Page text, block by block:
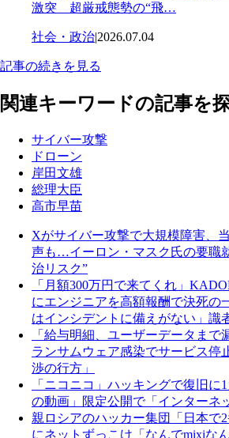
激突 超厳戒態勢の“飛…
社会・政治|2026.07.04
記事の続きを見る
関連キーワードの記事を
サイバー攻撃
ドローン
岸田文雄
総理大臣
高市早苗
Xがサイバー攻撃で大規模障害、
声も…イーロン・マスク氏の要職
治リスク”
「月額300万円で来てくれ」
にエンジニアを高額報酬で決死
はインシデントに備えがない」識
「給与明細、ユーザーデータまで
ランサムウェア感染でサービス
渉の行方」
「ニコニコ」ハッキングで復旧に
の動画」限定公開で「インターネ
親ロシアのハッカー集団「日本で2
にネットずっこけ「なんでmixiなん